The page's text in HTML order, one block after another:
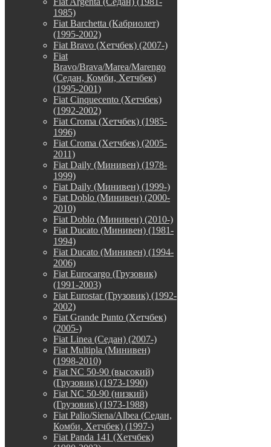
1985)
Fiat Barchetta (Кабриолет)
(1995-2002)
Fiat Bravo (Хетчбек) (2007-)
Fiat
Bravo/Brava/Marea/Marengo
(Седан, Комби, Хетчбек)
(1995-2001)
Fiat Cinquecento (Хетчбек)
(1992-2002)
Fiat Croma (Хетчбек) (1985-
1996)
Fiat Croma (Хетчбек) (2005-
2011)
Fiat Daily (Минивен) (1978-
1999)
Fiat Daily (Минивен) (1999-)
Fiat Doblo (Минивен) (2000-
2010)
Fiat Doblo (Минивен) (2010-)
Fiat Ducato (Минивен) (1981-
1994)
Fiat Ducato (Минивен) (1994-
2006)
Fiat Eurocargo (Грузовик)
(1991-2003)
Fiat Eurostar (Грузовик) (1992-
2002)
Fiat Grande Punto (Хетчбек)
(2005-)
Fiat Linea (Седан) (2007-)
Fiat Multipla (Минивен)
(1998-2010)
Fiat NC 50-90 (высокий)
(Грузовик) (1973-1990)
Fiat NC 50-90 (низкий)
(Грузовик) (1973-1988)
Fiat Palio/Siena/Albea (Седан,
Комби, Хетчбек) (1997-)
Fiat Panda 141 (Хетчбек)